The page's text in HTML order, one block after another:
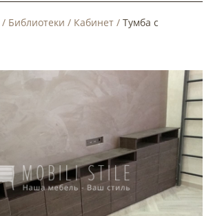
/ Библиотеки / Кабинет / Тумба с